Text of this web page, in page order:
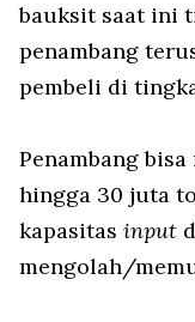
bauksit saat ini
penambang
pembeli di
Penambang
hingga 30 juta
kapasitas input
mengolah/